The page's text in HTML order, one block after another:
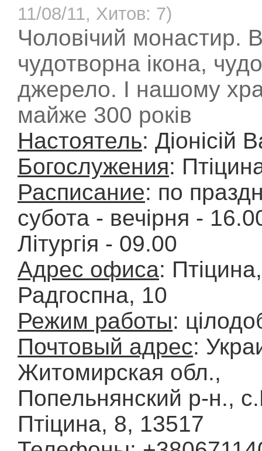
11/08/11, Хитов: 7)
Чоловічий монастир.
чудотворна ікона,
джерело. І нашому
майже 300 років
Настоятель: Діонісій
Богослужения:
Расписание: по
субота - вечірня -
Літургія - 09.00
Адрес офиса:
Радгоспна, 10
Режим работы:
Почтовый адрес:
Житомирская обл.,
Попельнянский р-н.,
Птіцина, 8, 13517